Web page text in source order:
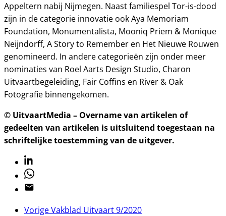
Appeltern nabij Nijmegen. Naast familiespel Tor-is-dood
zijn in de categorie innovatie ook Aya Memoriam
Foundation, Monumentalista, Mooniq Priem & Monique
Neijndorff, A Story to Remember en Het Nieuwe Rouwen
genomineerd. In andere categorieën zijn onder meer
nominaties van Roel Aarts Design Studio, Charon
Uitvaartbegeleiding, Fair Coffins en River & Oak
Fotografie binnengekomen.
© UitvaartMedia – Overname van artikelen of
gedeelten van artikelen is uitsluitend toegestaan na
schriftelijke toestemming van de uitgever.
Linkedin
Whatsapp
Email
VorigeVakblad Uitvaart 9/2020